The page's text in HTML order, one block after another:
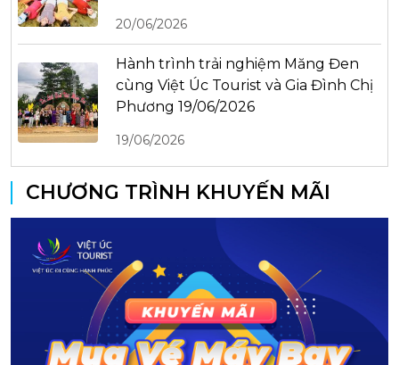
20/06/2026
Hành trình trải nghiệm Măng Đen
cùng Việt Úc Tourist và Gia Đình Chị
Phương 19/06/2026
19/06/2026
CHƯƠNG TRÌNH KHUYẾN MÃI